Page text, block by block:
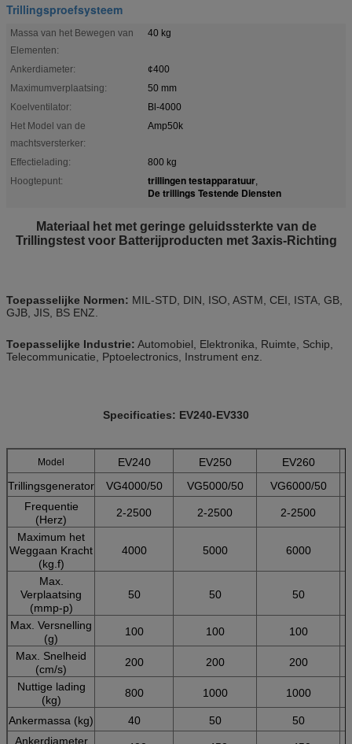
Trillingsproefsysteem
Massa van het Bewegen van
Elementen:
40 kg
Ankerdiameter:
¢400
Maximumverplaatsing:
50 mm
Koelventilator:
Bl-4000
Het Model van de
machtsversterker:
Amp50k
Effectielading:
800 kg
Hoogtepunt:
trillingen testapparatuur,
De trillings Testende Diensten
Materiaal het met geringe geluidssterkte van de
Trillingstest voor Batterijproducten met 3axis-Richting
Toepasselijke Normen: MIL-STD, DIN, ISO, ASTM, CEI, ISTA, GB,
GJB, JIS, BS ENZ.
Toepasselijke Industrie: Automobiel, Elektronika, Ruimte, Schip,
Telecommunicatie, Pptoelectronics, Instrument enz.
Specificaties: EV240-EV330
Model EV240 EV250
EV260
Trillingsgenerator
VG4000/50 VG5000/50 VG6000/50
Frequentie
(Herz)
2-2500 2-2500
2-2500
Maximum het
Weggaan Kracht
(kg.f)
4000 5000 6000
Max.
Verplaatsing
(mmp-p)
50 50 50
Max. Versnelling
(g)
100 100
100
Max. Snelheid
(cm/s)
200 200
200
Nuttige lading
(kg)
800 1000 1000
Ankermassa (kg) 40 50
50
Ankerdiameter